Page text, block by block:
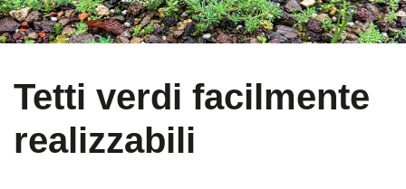
Tetti verdi facilmente
realizzabili